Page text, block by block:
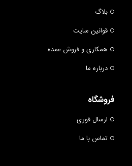
بلاگ
قوانین سایت
همکاری و فروش عمده
درباره ما
فروشگاه
ارسال فوری
تماس با ما